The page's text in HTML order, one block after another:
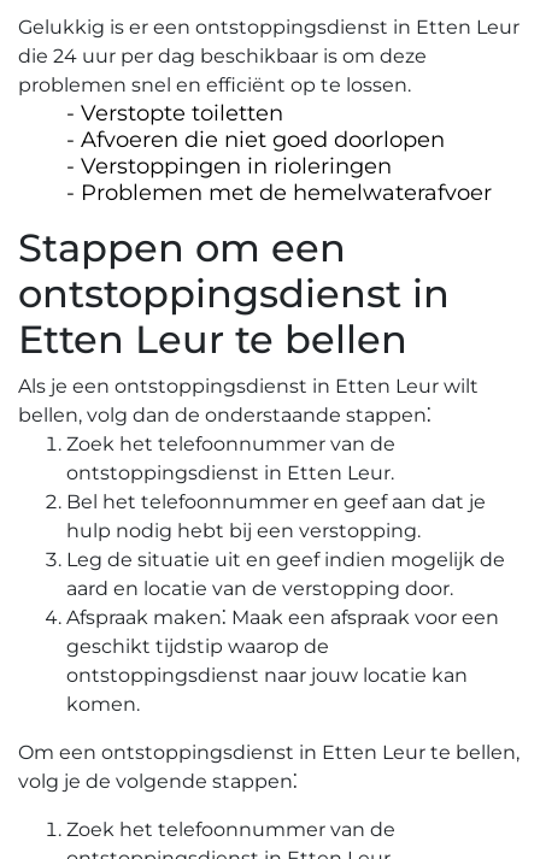
Gelukkig is er een ontstoppingsdienst in Etten Leur
die 24 uur per dag beschikbaar is om deze
problemen snel en efficiënt op te lossen.
Verstopte toiletten
Afvoeren die niet goed doorlopen
Verstoppingen in rioleringen
Problemen met de hemelwaterafvoer
Stappen om een
ontstoppingsdienst in
Etten Leur te bellen
Als je een ontstoppingsdienst in Etten Leur wilt
bellen, volg dan de onderstaande stappen⁚
Zoek het telefoonnummer van de
ontstoppingsdienst in Etten Leur.​
Bel het telefoonnummer en geef aan dat je
hulp nodig hebt bij een verstopping.​
Leg de situatie uit en geef indien mogelijk de
aard en locatie van de verstopping door.
Afspraak maken⁚ Maak een afspraak voor een
geschikt tijdstip waarop de
ontstoppingsdienst naar jouw locatie kan
komen.​
Om een ontstoppingsdienst in Etten Leur te bellen,
volg je de volgende stappen⁚
Zoek het telefoonnummer van de